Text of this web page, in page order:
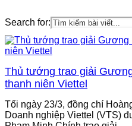
Search for:
Thủ tướng trao giải
thanh niên Viettel
Tối ngày 23/3, đồng chí
Doanh nghiệp Viettel (VTS)